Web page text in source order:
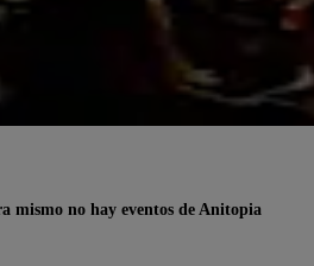
mismo no hay eventos de Anitopia